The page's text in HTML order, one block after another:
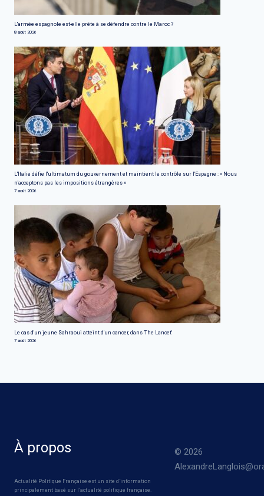
L'armée espagnole est-elle prête à se défendre contre le Maroc ?
8 août 2026
L'Italie défie l'ultimatum du gouvernement et maintient le contrôle sur l'Espagne : « Nous
n'acceptons pas les impositions étrangères »
7 août 2026
Le cas d'un jeune Sahraoui atteint d'un cancer, dans 'The Lancet'
7 août 2026
À propos
Actualité Politique Française est un site d’information
principalement basé sur l’actualité politique française.
© 2026